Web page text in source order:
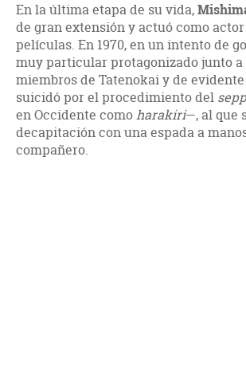
En la última etapa de su vida,
de gran extensión y actuó como
películas. En 1970, en un intento de
muy particular protagonizado junto
miembros de Tatenokai y de evidente
suicidó por el procedimiento del
en Occidente comoharakiri—, al que
decapitación con una espada a
compañero.